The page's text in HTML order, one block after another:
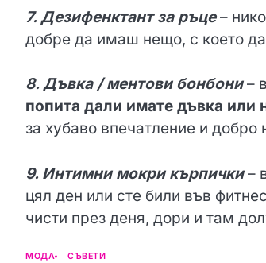
7. Дезифенктант за ръце–
добре да имаш нещо, с което
8. Дъвка / ментови бонбони–
попита дали имате дъвка или
за хубаво впечатление и добро
9. Интимни мокри кърпички–
цял ден или сте били във
чисти през деня, дори и там
МОДА СЪВЕТИ